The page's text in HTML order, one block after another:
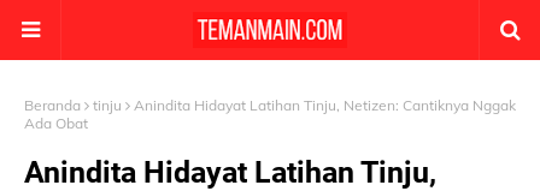
Beranda tinju
Anindita Hidayat Latihan Tinju, Netizen: Cantiknya Nggak
Ada Obat
Anindita Hidayat Latihan Tinju,